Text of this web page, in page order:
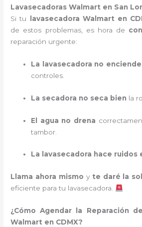
Lavasecadoras Walmart en San
Si tu
lavasecadora Walmart en
de estos problemas, es hora de
reparación urgente:
La lavasecadora no enciende
controles.
La secadora no seca bien la
El agua no drena
tambor.
La lavasecadora hace ruidos
Llama ahora mismo y te daré la
eficiente para tu lavasecadora.
¿Cómo Agendar la Reparación
Walmart en CDMX?